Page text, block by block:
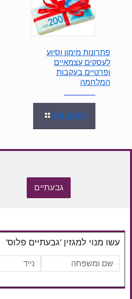
פתרונות מימון וסיוע
לעסקים עצמאיים
ופרטיים בעקבות
המלחמה
קראו עוד
גבעתיים
עשו מנוי למגזין 'גבעתיים פלוס'